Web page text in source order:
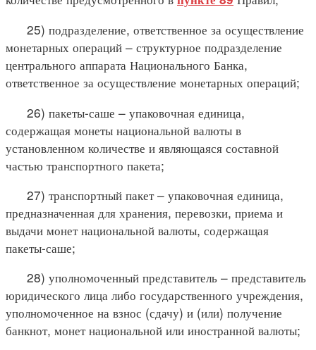
25) подразделение, ответственное за осуществление
монетарных операций – структурное подразделение
центрального аппарата Национального Банка,
ответственное за осуществление монетарных операций;
26) пакеты-саше – упаковочная единица,
содержащая монеты национальной валюты в
установленном количестве и являющаяся составной
частью транспортного пакета;
27) транспортный пакет – упаковочная единица,
предназначенная для хранения, перевозки, приема и
выдачи монет национальной валюты, содержащая
пакеты-саше;
28) уполномоченный представитель – представитель
юридического лица либо государственного учреждения,
уполномоченное на взнос (сдачу) и (или) получение
банкнот, монет национальной или иностранной валюты;